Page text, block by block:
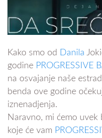
Kako smo od Danila
godine PROGRESSIVE
na osvajanje naše
benda ove godine
iznenadjenja.
Naravno, mi ćemo
koje će vam